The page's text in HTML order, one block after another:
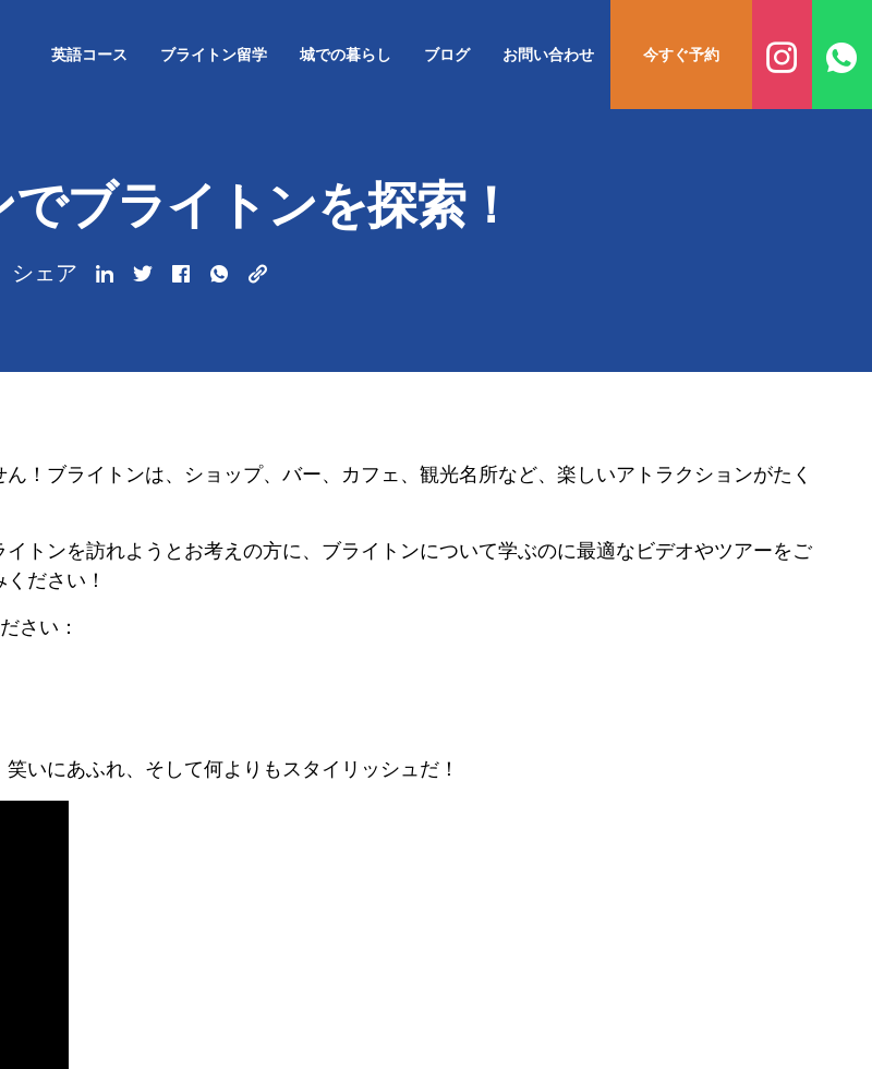
英語コース ブライトン留学 城での暮らし ブログ お問い合わせ 今すぐ予約
ブライトンを探索！
シェア
！ブライトンは、ショップ、バー、カフェ、観光名所など、楽しいアトラクションがたく
トンを訪れようとお考えの方に、ブライトンについて学ぶのに最適なビデオやツアーをご
ださい！
さい：
いにあふれ、そして何よりもスタイリッシュだ！